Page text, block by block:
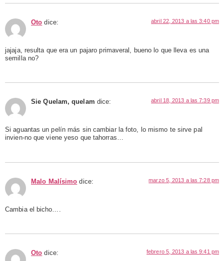
Oto dice: abril 22, 2013 a las 3:40 pm
jajaja, resulta que era un pajaro primaveral, bueno lo que lleva es una
semilla no?
Sie Quelam, quelam dice: abril 18, 2013 a las 7:39 pm
Si aguantas un pelín más sin cambiar la foto, lo mismo te sirve pal
invien-no que viene yeso que tahorras…
Malo Malísimo dice: marzo 5, 2013 a las 7:28 pm
Cambia el bicho….
Oto dice: febrero 5, 2013 a las 9:41 pm